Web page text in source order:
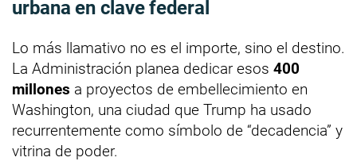
urbana en clave federal
Lo más llamativo no es el importe, sino el destino.
La Administración planea dedicar esos 400
millones a proyectos de embellecimiento en
Washington, una ciudad que Trump ha usado
recurrentemente como símbolo de “decadencia” y
vitrina de poder.